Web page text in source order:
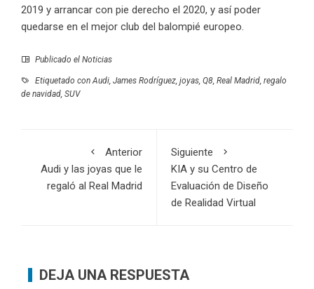
2019 y arrancar con pie derecho el 2020, y así poder
quedarse en el mejor club del balompié europeo.
Publicado el Noticias
Etiquetado con Audi James Rodríguez joyas Q8 Real Madrid regalo
de navidad SUV
Anterior
Audi y las joyas que le
regaló al Real Madrid
Siguiente
KIA y su Centro de
Evaluación de Diseño
de Realidad Virtual
DEJA UNA RESPUESTA